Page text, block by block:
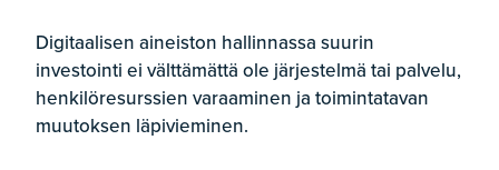
Digitaalisen aineiston hallinnassa suurin
investointi ei välttämättä ole järjestelmä tai palvelu,
henkilöresurssien varaaminen ja toimintatavan
muutoksen läpivieminen.